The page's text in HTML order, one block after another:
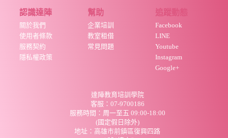
認識達陣
關於我們
使用者條款
服務契約
隱私權政策
幫助
企業培訓
教室租借
常見問題
追蹤動態
Facebook
LINE
Youtube
Instagram
Google+
達陣教育培訓學院
客服：07-9700186
服務時間：周一至五 09:00-18:00
(國定假日除外)
地址：高雄市前鎮區復興四路